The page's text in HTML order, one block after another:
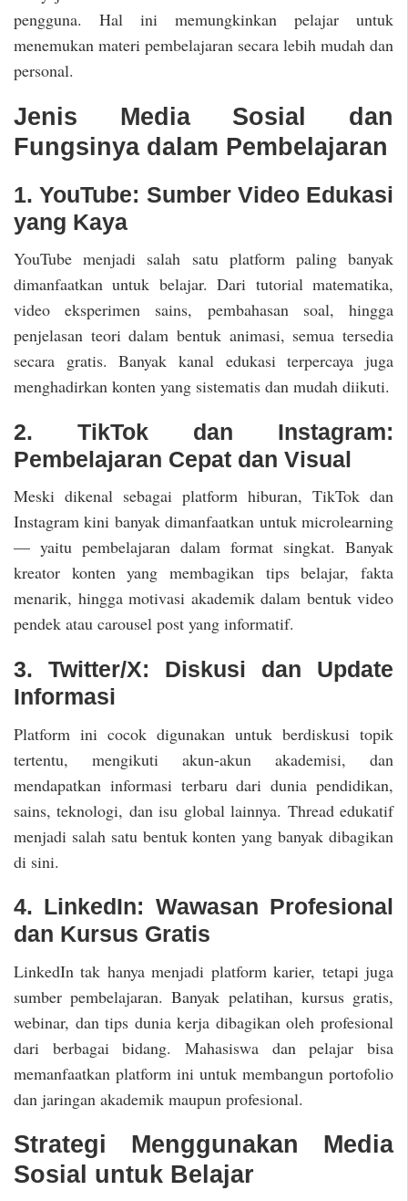
pengguna. Hal ini memungkinkan pelajar untuk
menemukan materi pembelajaran secara lebih mudah dan
personal.
Jenis Media Sosial dan
Fungsinya dalam Pembelajaran
1. YouTube: Sumber Video Edukasi
yang Kaya
YouTube menjadi salah satu platform paling banyak
dimanfaatkan untuk belajar. Dari tutorial matematika,
video eksperimen sains, pembahasan soal, hingga
penjelasan teori dalam bentuk animasi, semua tersedia
secara gratis. Banyak kanal edukasi terpercaya juga
menghadirkan konten yang sistematis dan mudah diikuti.
2. TikTok dan Instagram:
Pembelajaran Cepat dan Visual
Meski dikenal sebagai platform hiburan, TikTok dan
Instagram kini banyak dimanfaatkan untuk microlearning
— yaitu pembelajaran dalam format singkat. Banyak
kreator konten yang membagikan tips belajar, fakta
menarik, hingga motivasi akademik dalam bentuk video
pendek atau carousel post yang informatif.
3. Twitter/X: Diskusi dan Update
Informasi
Platform ini cocok digunakan untuk berdiskusi topik
tertentu, mengikuti akun-akun akademisi, dan
mendapatkan informasi terbaru dari dunia pendidikan,
sains, teknologi, dan isu global lainnya. Thread edukatif
menjadi salah satu bentuk konten yang banyak dibagikan
di sini.
4. LinkedIn: Wawasan Profesional
dan Kursus Gratis
LinkedIn tak hanya menjadi platform karier, tetapi juga
sumber pembelajaran. Banyak pelatihan, kursus gratis,
webinar, dan tips dunia kerja dibagikan oleh profesional
dari berbagai bidang. Mahasiswa dan pelajar bisa
memanfaatkan platform ini untuk membangun portofolio
dan jaringan akademik maupun profesional.
Strategi Menggunakan Media
Sosial untuk Belajar